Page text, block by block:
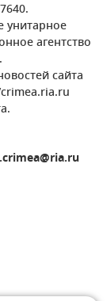
унитарное
агентство
сайта